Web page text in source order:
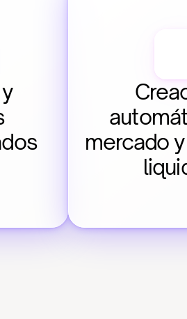
mercado